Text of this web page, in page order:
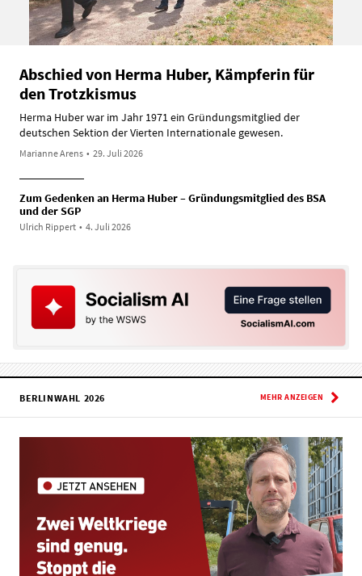
Abschied von Herma Huber, Kämpferin für
den Trotzkismus
Herma Huber war im Jahr 1971 ein Gründungsmitglied der
deutschen Sektion der Vierten Internationale gewesen.
Marianne Arens • 29. Juli 2026
Zum Gedenken an Herma Huber – Gründungsmitglied des BSA
und der SGP
Ulrich Rippert • 4. Juli 2026
BERLINWAHL 2026 MEHR ANZEIGEN